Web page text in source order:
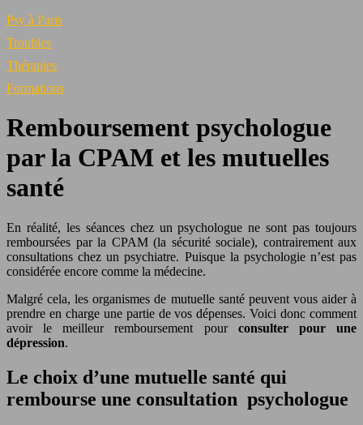
Psy à Paris
Troubles
Thérapies
Formations
Remboursement psychologue
par la CPAM et les mutuelles
santé
En réalité, les séances chez un psychologue ne sont pas toujours
remboursées par la CPAM (la sécurité sociale), contrairement aux
consultations chez un psychiatre. Puisque la psychologie n’est pas
considérée encore comme la médecine.
Malgré cela, les organismes de mutuelle santé peuvent vous aider à
prendre en charge une partie de vos dépenses. Voici donc comment
avoir le meilleur remboursement pour consulter pour une
dépression.
Le choix d’une mutuelle santé qui
rembourse une consultation psychologue